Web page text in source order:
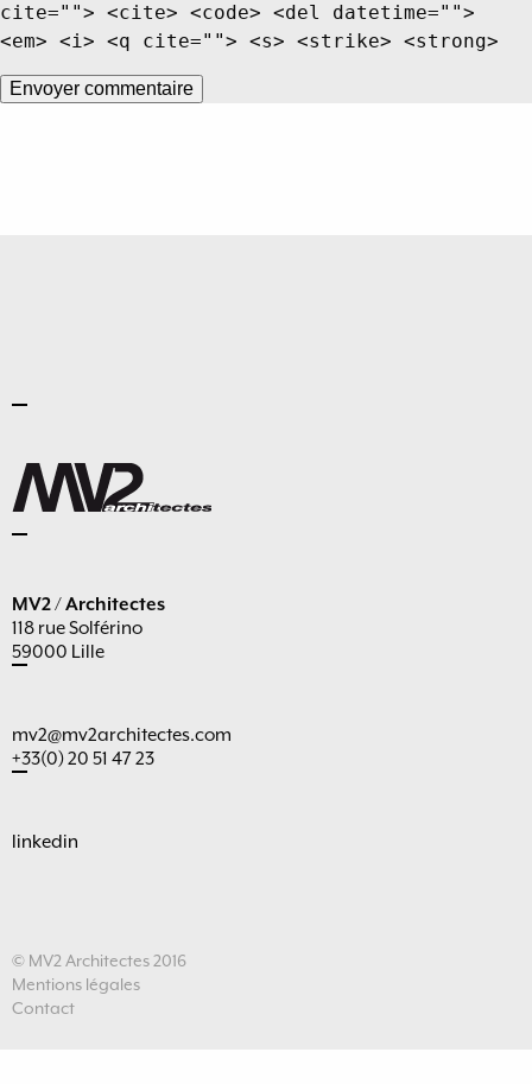
cite=""> <cite> <code> <del datetime="">
<em> <i> <q cite=""> <s> <strike> <strong>
MV2 / Architectes
118 rue Solférino
59000 Lille
mv2@mv2architectes.com
+33(0) 20 51 47 23
linkedin
© MV2 Architectes 2016
Mentions légales
Contact